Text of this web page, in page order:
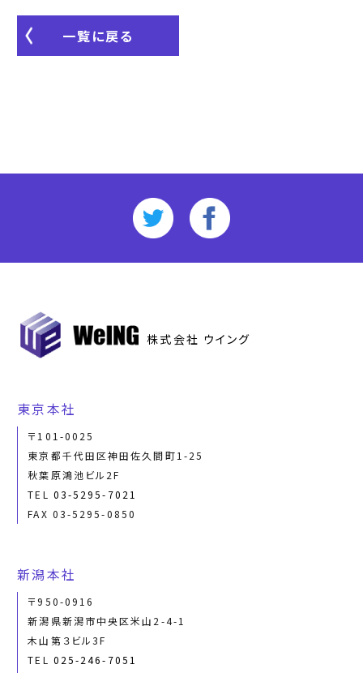
一覧に戻る
株式会社 ウイング
東京本社
〒101-0025
東京都千代田区神田佐久間町1-25
秋葉原鴻池ビル2F
TEL 03-5295-7021
FAX 03-5295-0850
新潟本社
〒950-0916
新潟県新潟市中央区米山2-4-1
木山第３ビル3F
TEL 025-246-7051